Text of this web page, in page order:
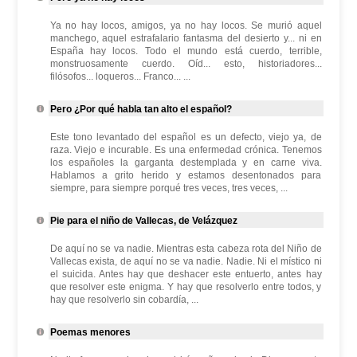
Ya no hay locos, amigos, ya no hay locos. Se murió aquel
manchego, aquel estrafalario fantasma del desierto y... ni en
España hay locos. Todo el mundo está cuerdo, terrible,
monstruosamente cuerdo. Oíd... esto, historiadores...
filósofos... loqueros... Franco... ...
Pero ¿Por qué habla tan alto el español?
Este tono levantado del español es un defecto, viejo ya, de
raza. Viejo e incurable. Es una enfermedad crónica. Tenemos
los españoles la garganta destemplada y en carne viva.
Hablamos a grito herido y estamos desentonados para
siempre, para siempre porqué tres veces, tres veces, ...
Pie para el niño de Vallecas, de Velázquez
De aquí no se va nadie. Mientras esta cabeza rota del Niño de
Vallecas exista, de aquí no se va nadie. Nadie. Ni el místico ni
el suicida. Antes hay que deshacer este entuerto, antes hay
que resolver este enigma. Y hay que resolverlo entre todos, y
hay que resolverlo sin cobardía, ...
Poemas menores